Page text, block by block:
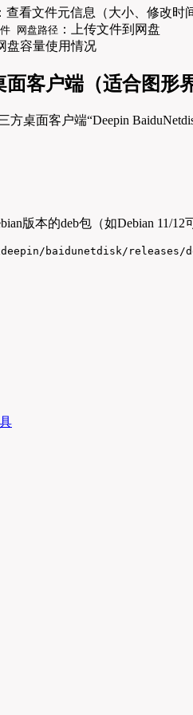
：查看文件元信息（大小、修改时
网盘路径 ：上传文件到网盘
盘容量使用情况
客户端（适合图形
桌面客户端“Deepin
版本的deb包（如Debian 11/12
baidunetdisk/releases/